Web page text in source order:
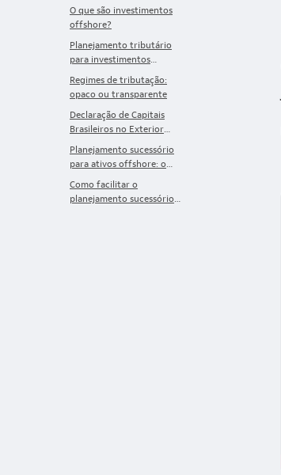
O que são investimentos
offshore?
Planejamento tributário
para investimentos
Regimes de tributação:
opaco ou transparente
Declaração de Capitais
Brasileiros no Exterior
Planejamento sucessório
para ativos offshore: o
Como facilitar o
planejamento sucessório